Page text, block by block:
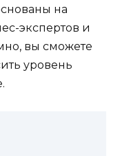
на
экспертов и
вы сможете
уровень